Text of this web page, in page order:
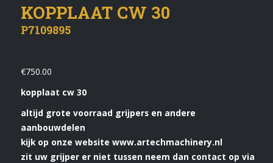
Verkoop
KOPPLAAT CW 30
P7109895
€750.00
kopplaat cw 30
altijd grote voorraad grijpers en andere
aanbouwdelen
kijk op onze website www.artechmachinery.nl
zit uw grijper er niet tussen neem dan contact op via